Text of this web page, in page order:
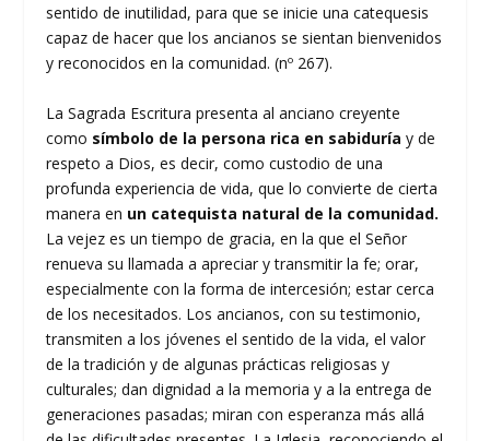
sentido de inutilidad, para que se inicie una catequesis
capaz de hacer que los ancianos se sientan bienvenidos
y reconocidos en la comunidad. (nº 267).
La Sagrada Escritura presenta al anciano creyente
como símbolo de la persona rica en sabiduríay de
respeto a Dios, es decir, como custodio de una
profunda experiencia de vida, que lo convierte de cierta
manera en un catequista natural de la comunidad.
La vejez es un tiempo de gracia, en la que el Señor
renueva su llamada a apreciar y transmitir la fe; orar,
especialmente con la forma de intercesión; estar cerca
de los necesitados. Los ancianos, con su testimonio,
transmiten a los jóvenes el sentido de la vida, el valor
de la tradición y de algunas prácticas religiosas y
culturales; dan dignidad a la memoria y a la entrega de
generaciones pasadas; miran con esperanza más allá